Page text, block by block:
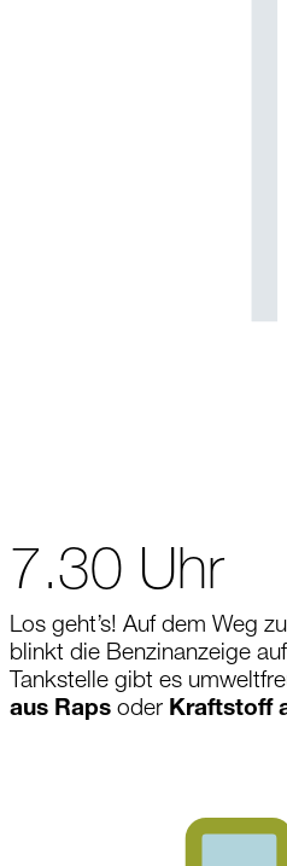
7.30 Uhr
Los geht’s! Auf dem Weg
blinkt die Benzinanzeige
Tankstelle gibt es
aus Raps oder Kraftstoff